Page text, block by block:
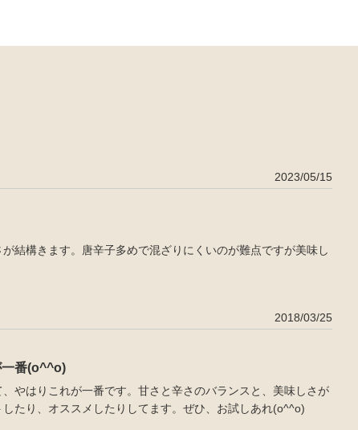
2023/05/15
結構きます。唐辛子多めで混ざりにくいのが難点ですが美味し
2018/03/25
一番(o^^o)
やはりこれが一番です。甘さと辛さのバランスと、美味しさが
たり、オススメしたりしてます。ぜひ、お試しあれ(o^^o)